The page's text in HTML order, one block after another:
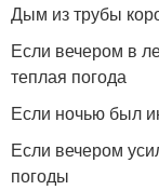
Дым из трубы
Если вечером в
теплая погода
Если ночью был
Если вечером
погоды